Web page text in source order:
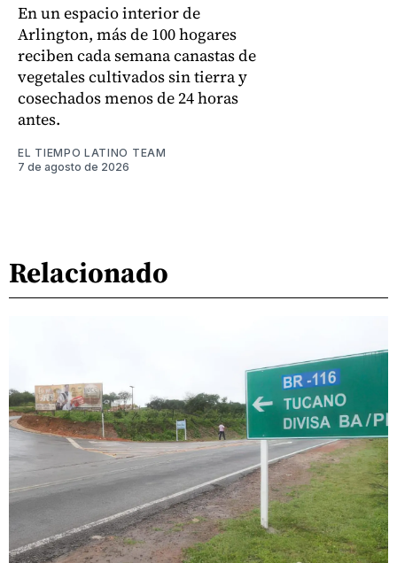
En un espacio interior de
Arlington, más de 100 hogares
reciben cada semana canastas de
vegetales cultivados sin tierra y
cosechados menos de 24 horas
antes.
EL TIEMPO LATINO TEAM
7 de agosto de 2026
Relacionado